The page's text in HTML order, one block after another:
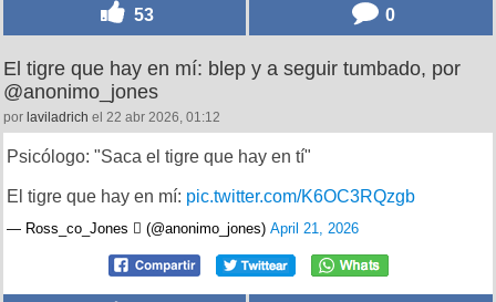
53 0
El tigre que hay en mí: blep y a seguir tumbado, por
@anonimo_jones
por laviladrich el 22 abr 2026, 01:12
Psicólogo: "Saca el tigre que hay en tí"
El tigre que hay en mí: pic.twitter.com/K6OC3RQzgb
— Ross_co_Jones  (@anonimo_jones) April 21, 2026